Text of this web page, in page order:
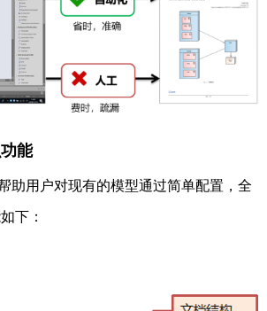
能
用户对现有的模型通过简单配置，全
下：